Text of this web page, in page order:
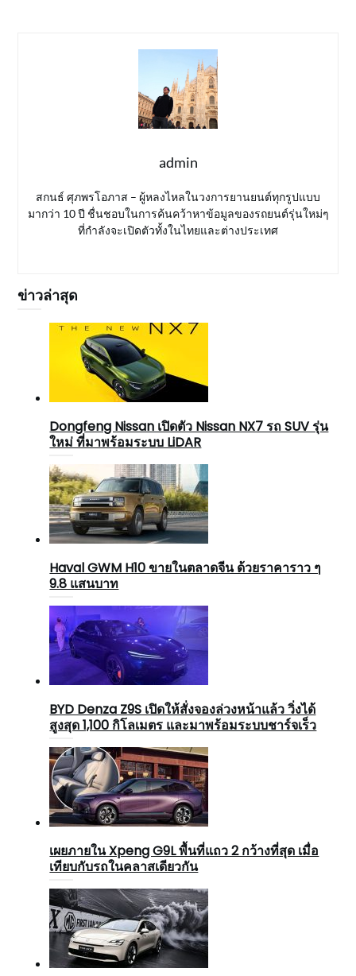
admin
สกนธ์ ศุภพรโอภาส – ผู้หลงไหลในวงการยานยนต์ทุกรูปแบบ
มากว่า 10 ปี ชื่นชอบในการค้นคว้าหาข้อมูลของรถยนต์รุ่นใหม่ๆ
ที่กำลังจะเปิดตัวทั้งในไทยและต่างประเทศ
ข่าวล่าสุด
Dongfeng Nissan เปิดตัว Nissan NX7 รถ SUV รุ่น
ใหม่ ที่มาพร้อมระบบ LiDAR
Haval GWM H10 ขายในตลาดจีน ด้วยราคาราว ๆ
9.8 แสนบาท
BYD Denza Z9S เปิดให้สั่งจองล่วงหน้าแล้ว วิ่งได้
สูงสุด 1,100 กิโลเมตร และมาพร้อมระบบชาร์จเร็ว
เผยภายใน Xpeng G9L พื้นที่แถว 2 กว้างที่สุด เมื่อ
เทียบกับรถในคลาสเดียวกัน